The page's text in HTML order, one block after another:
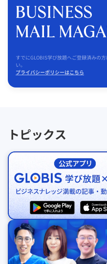
すでにGLOBIS学び放題へご登録済みの
い。
プライバシーポリシーはこちら
トピックス